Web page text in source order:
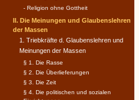
- Religion ohne Gottheit
II. Die Meinungen und Glaubenslehren
der Massen
1. Triebkräfte d. Glaubenslehren und
Meinungen der Massen
§ 1. Die Rasse
§ 2. Die Überlieferungen
§ 3. Die Zeit
§ 4. Die politischen und sozialen